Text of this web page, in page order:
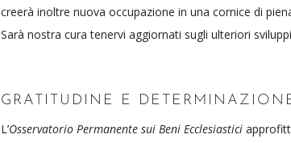
creerà inoltre nuova occupazione in una cornice di
Sarà nostra cura tenervi aggiornati sugli ulteriori sviluppi
GRATITUDINE E
L’Osservatorio Permanente sui Beni Ecclesiastici